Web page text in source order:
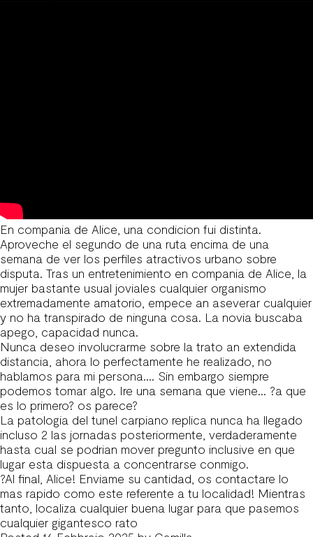
En compania de Alice, una condicion fui distinta.
Aproveche el segundo de una ruta encima de una
semana de ver los perfiles atractivos urbano sobre
disputa. Tras un entretenimiento en compania de Alice, la
mujer bastante usual joviales cualquier organismo
extremadamente amatorio, empece an aseverar cualquier
y no ha transpirado de ninguna cosa. La novia buscaba
apego, capacidad nunca.
Nunca deseo involucrarme sobre la trato an extendida
distancia, ahora lo perfectamente he realizado, no
hablamos para mi persona…. Sin embargo siempre
podemos tomar algo. Ire una semana que viene… ?a que
es lo primero? os parece?
La patologia del tunel carpiano replica nunca ha llegado
incluso 2 las jornadas posteriormente, verdaderamente
hasta cual se podrian mover pregunto inclusive en que
lugar esta dispuesta a concentrarse conmigo.
?Al final, Alice! Enviame su cantidad, os contactare lo
mas rapido como este referente a tu localidad! Mientras
tanto, localiza cualquier buena lugar para que pasemos
cualquier gigantesco rato